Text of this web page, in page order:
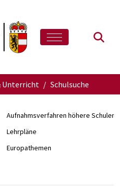
Unterricht Schulsuche
Aufnahmsverfahren höhere Schulen
Lehrpläne
Europathemen